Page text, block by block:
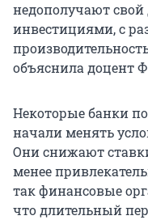
недополучают свой
инвестициями, с
объяснила доцент
Некоторые банки
начали менять
Они снижают
менее
так финансовые
что длительный